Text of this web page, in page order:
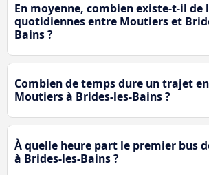
En moyenne, combien existe-t-il de
quotidiennes entre Moutiers et
Bains ?
Combien de temps dure un trajet
Moutiers à Brides-les-Bains ?
À quelle heure part le premier bus
à Brides-les-Bains ?